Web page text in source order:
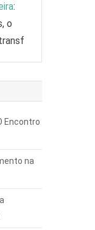
:
o
Encontro
na